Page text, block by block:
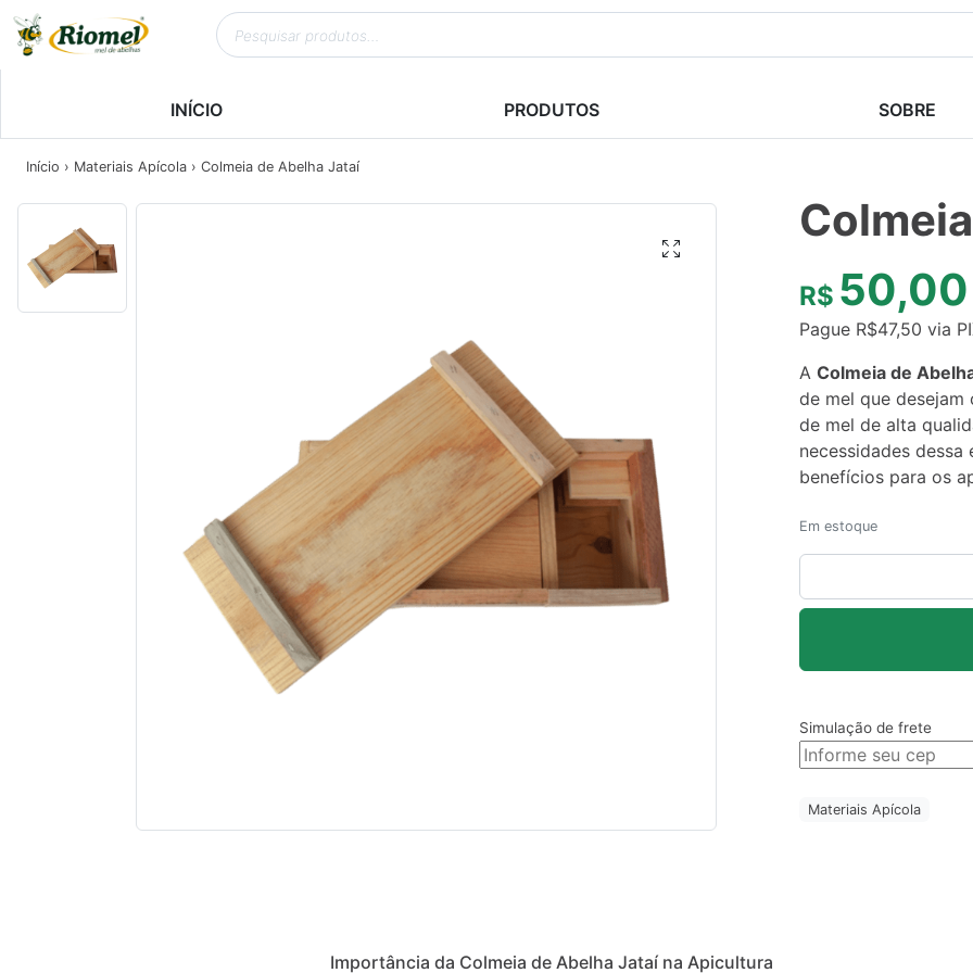
INÍCIO PRODUTOS SOBRE
Início › Materiais Apícola › Colmeia de Abelha Jataí
R$ 50,00
Pague R$47,50 via
A Colmeia de
de mel que
de mel de alta
necessidades
benefícios para os
Em estoque
de
Abelha
quantidade
Simulação de frete
Materiais Apícola
Importância da Colmeia de Abelha Jataí na Apicultura